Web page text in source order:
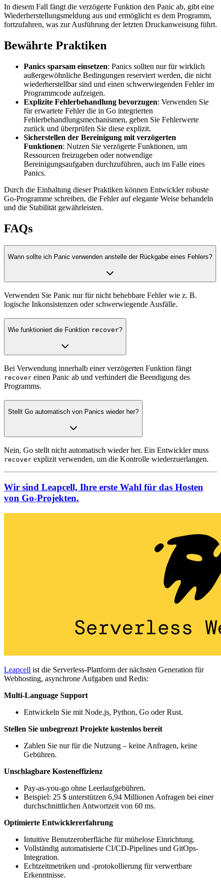
In diesem Fall fängt die verzögerte Funktion den Panic ab, gibt eine
Wiederherstellungsmeldung aus und ermöglicht es dem Programm,
fortzufahren, was zur Ausführung der letzten Druckanweisung führt.
Bewährte Praktiken
Panics sparsam einsetzen: Panics sollten nur für wirklich
außergewöhnliche Bedingungen reserviert werden, die nicht
wiederherstellbar sind und einen schwerwiegenden Fehler im
Programmcode aufzeigen.
Explizite Fehlerbehandlung bevorzugen: Verwenden Sie
für erwartete Fehler die in Go integrierten
Fehlerbehandlungsmechanismen, geben Sie Fehlerwerte
zurück und überprüfen Sie diese explizit.
Sicherstellen der Bereinigung mit verzögerten
Funktionen: Nutzen Sie verzögerte Funktionen, um
Ressourcen freizugeben oder notwendige
Bereinigungsaufgaben durchzuführen, auch im Falle eines
Panics.
Durch die Einhaltung dieser Praktiken können Entwickler robuste
Go-Programme schreiben, die Fehler auf elegante Weise behandeln
und die Stabilität gewährleisten.
FAQs
Wann sollte ich Panic verwenden anstelle der Rückgabe eines Fehlers?
Verwenden Sie Panic nur für nicht behebbare Fehler wie z. B.
logische Inkonsistenzen oder schwerwiegende Ausfälle.
Wie funktioniert die Funktion recover?
Bei Verwendung innerhalb einer verzögerten Funktion fängt
recover einen Panic ab und verhindert die Beendigung des
Programms.
Stellt Go automatisch von Panics wieder her?
Nein, Go stellt nicht automatisch wieder her. Ein Entwickler muss
recover explizit verwenden, um die Kontrolle wiederzuerlangen.
Wir sind Leapcell, Ihre erste Wahl für das Hosten
von Go-Projekten.
Leapcell ist die Serverless-Plattform der nächsten Generation für
Webhosting, asynchrone Aufgaben und Redis:
Multi-Language Support
Entwickeln Sie mit Node.js, Python, Go oder Rust.
Stellen Sie unbegrenzt Projekte kostenlos bereit
Zahlen Sie nur für die Nutzung – keine Anfragen, keine
Gebühren.
Unschlagbare Kosteneffizienz
Pay-as-you-go ohne Leerlaufgebühren.
Beispiel: 25 $ unterstützen 6,94 Millionen Anfragen bei einer
durchschnittlichen Antwortzeit von 60 ms.
Optimierte Entwicklererfahrung
Intuitive Benutzeroberfläche für mühelose Einrichtung.
Vollständig automatisierte CI/CD-Pipelines und GitOps-
Integration.
Echtzeitmetriken und -protokollierung für verwertbare
Erkenntnisse.